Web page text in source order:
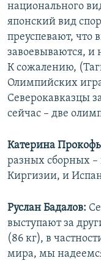
национального
японский вид
преуспевают, что
завоевываются,
К сожалению,
Олимпийских
Северокавказцы
сейчас – две
Катерина
разных сборных
Киргизии, и
Руслан Бадалов:
выступают за
(86 кг), в
мира, мы